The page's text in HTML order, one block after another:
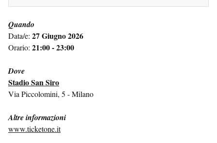
Quando
Data/e: 27 Giugno 2026
Orario: 21:00 - 23:00
Dove
Stadio San Siro
Via Piccolomini, 5 - Milano
Altre informazioni
www.ticketone.it